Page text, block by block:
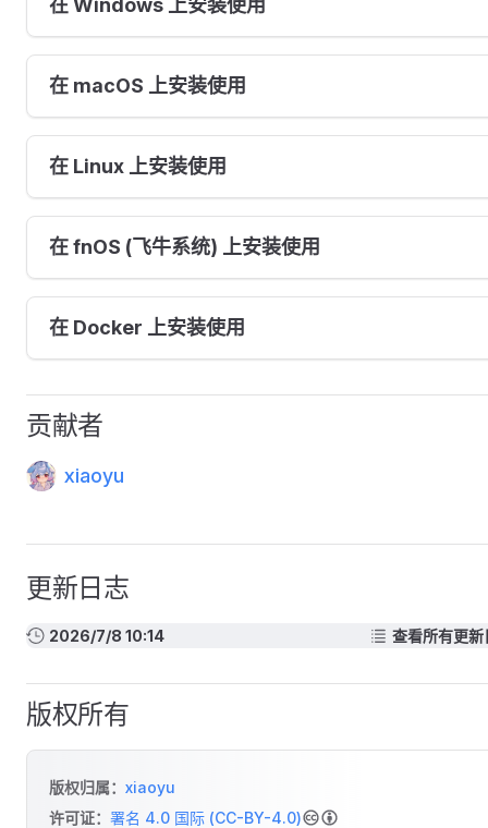
在 macOS 上安装使用
在 Linux 上安装使用
在 fnOS (飞牛系统) 上安装使用
在 Docker 上安装使用
贡献者
xiaoyu
更新日志
2026/7/8 10:14 查看所有更新
版权所有
版权归属： xiaoyu
许可证： 署名 4.0 国际 (CC-BY-4.0)